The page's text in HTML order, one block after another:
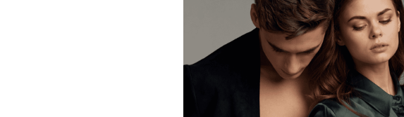
ASPESI
BASIC 2 Badeanzug
€ 133,00
€ 150,00 - 12%